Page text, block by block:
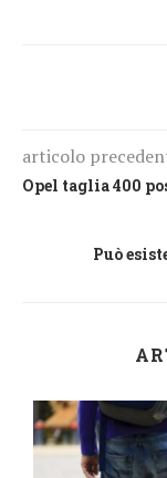
articolo
Opel taglia 400
Può